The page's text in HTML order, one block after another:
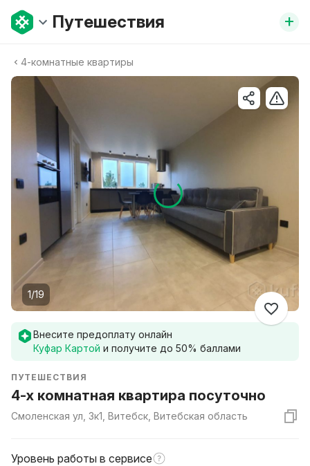
Путешествия +
4-комнатные квартиры
1/19
Внесите предоплату онлайн
Куфар Картой и получите до 50% баллами
ПУТЕШЕСТВИЯ
4-х комнатная квартира посуточно
Смоленская ул, 3к1, Витебск, Витебская область
Уровень работы в сервисе